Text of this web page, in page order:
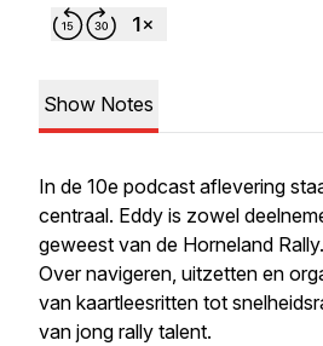
Show Notes
In de 10e podcast aflevering
centraal. Eddy is zowel
geweest van de Horneland Rally.
Over navigeren, uitzetten en
van kaartleesritten tot
van jong rally talent.